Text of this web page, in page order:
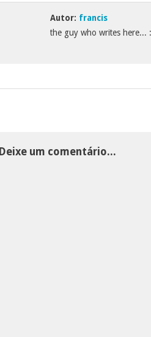
Autor: francis
the guy who writes here...
Deixe um comentário...